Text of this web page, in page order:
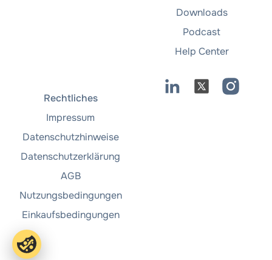
Downloads
Podcast
Help Center
Rechtliches
Impressum
Datenschutzhinweise
Datenschutzerklärung
AGB
Nutzungsbedingungen
Einkaufsbedingungen